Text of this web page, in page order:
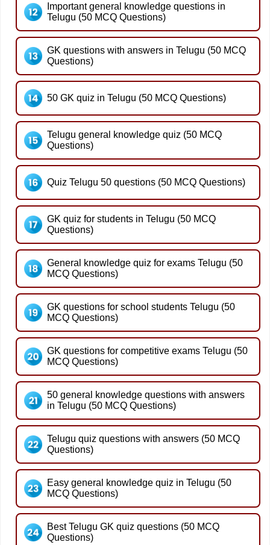
Important general knowledge questions in
Telugu (50 MCQ Questions)
GK questions with answers in Telugu (50 MCQ
Questions)
50 GK quiz in Telugu (50 MCQ Questions)
Telugu general knowledge quiz (50 MCQ
Questions)
Quiz Telugu 50 questions (50 MCQ Questions)
GK quiz for students in Telugu (50 MCQ
Questions)
General knowledge quiz for exams Telugu (50
MCQ Questions)
GK questions for school students Telugu (50
MCQ Questions)
GK questions for competitive exams Telugu (50
MCQ Questions)
50 general knowledge questions with answers
in Telugu (50 MCQ Questions)
Telugu quiz questions with answers (50 MCQ
Questions)
Easy general knowledge quiz in Telugu (50
MCQ Questions)
Best Telugu GK quiz questions (50 MCQ
Questions)